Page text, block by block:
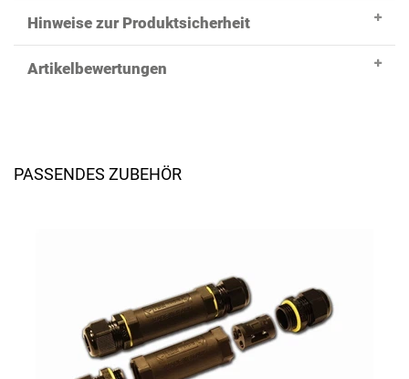
Hinweise zur Produktsicherheit
Artikelbewertungen
PASSENDES ZUBEHÖR